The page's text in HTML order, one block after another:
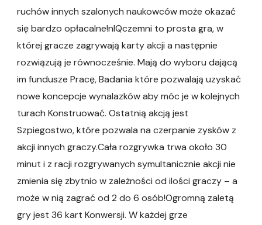
ruchów innych szalonych naukowców może okazać
się bardzo opłacalne!nIQczemni to prosta gra, w
której gracze zagrywają karty akcji a następnie
rozwiązują je równocześnie. Mają do wyboru dającą
im fundusze Pracę, Badania które pozwalają uzyskać
nowe koncepcje wynalazków aby móc je w kolejnych
turach Konstruować. Ostatnią akcją jest
Szpiegostwo, które pozwala na czerpanie zysków z
akcji innych graczy.Cała rozgrywka trwa około 30
minut i z racji rozgrywanych symultanicznie akcji nie
zmienia się zbytnio w zależności od ilości graczy – a
może w nią zagrać od 2 do 6 osób!Ogromną zaletą
gry jest 36 kart Konwersji. W każdej grze